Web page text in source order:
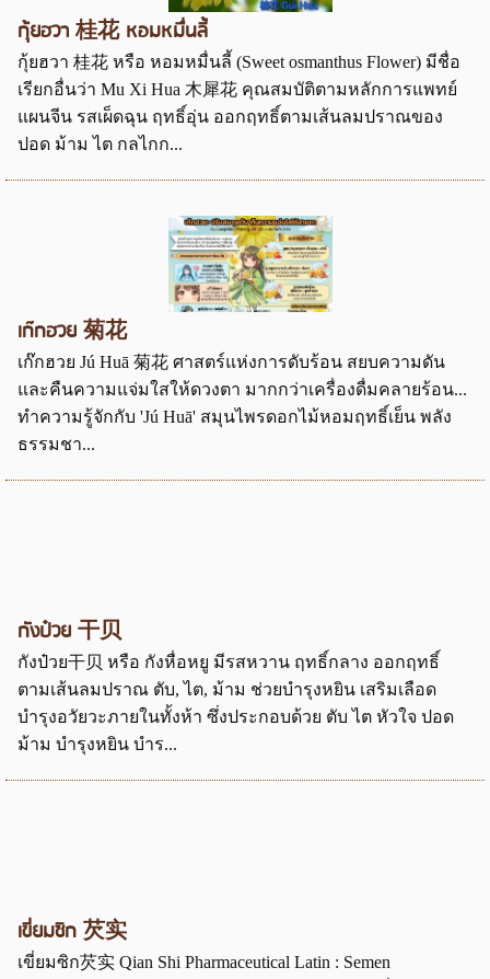
กุ้ยฮวา 桂花 หอมหมื่นลี้
กุ้ยฮวา 桂花 หรือ หอมหมื่นลี้ (Sweet osmanthus Flower) มีชื่อ
เรียกอื่นว่า Mu Xi Hua 木犀花 คุณสมบัติตามหลักการแพทย์
แผนจีน รสเผ็ดฉุน ฤทธิ์อุ่น ออกฤทธิ์ตามเส้นลมปราณของ
ปอด ม้าม ไต กลไกก...
เก๊กฮวย 菊花
เก๊กฮวย Jú Huā 菊花 ศาสตร์แห่งการดับร้อน สยบความดัน
และคืนความแจ่มใสให้ดวงตา มากกว่าเครื่องดื่มคลายร้อน...
ทำความรู้จักกับ 'Jú Huā' สมุนไพรดอกไม้หอมฤทธิ์เย็น พลัง
ธรรมชา...
กังป๋วย 干贝
กังป๋วย干贝 หรือ กังหื่อหยู มีรสหวาน ฤทธิ์กลาง ออกฤทธิ์
ตามเส้นลมปราณ ตับ, ไต, ม้าม ช่วยบำรุงหยิน เสริมเลือด
บำรุงอวัยวะภายในทั้งห้า ซึ่งประกอบด้วย ตับ ไต หัวใจ ปอด
ม้าม บำรุงหยิน บำร...
เขี่ยมซิก 芡实
เขี่ยมซิก芡实 Qian Shi Pharmaceutical Latin : Semen